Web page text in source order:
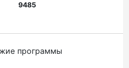
9485
программы